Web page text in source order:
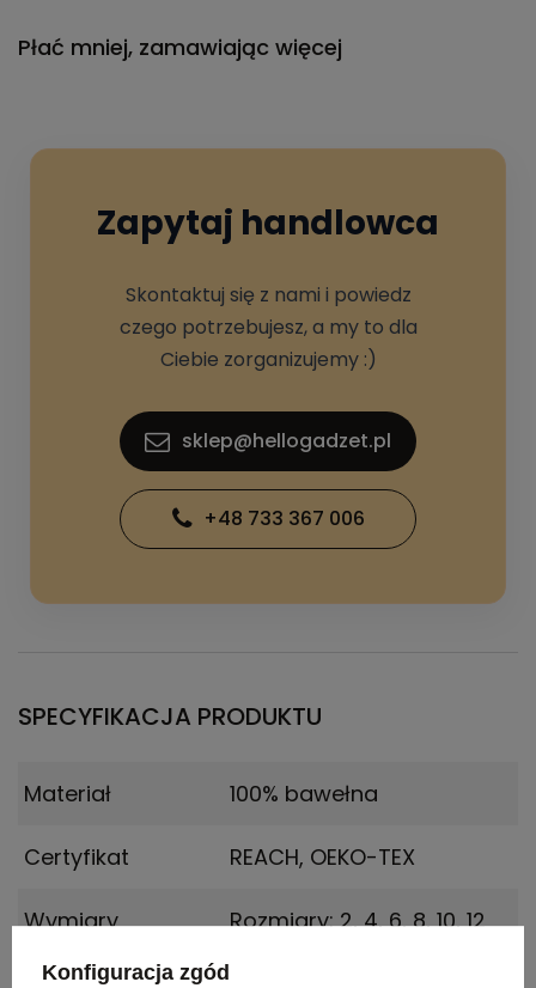
Płać mniej, zamawiając więcej
Zapytaj handlowca
Skontaktuj się z nami i powiedz
czego potrzebujesz, a my to dla
Ciebie zorganizujemy :)
sklep@hellogadzet.pl
+48 733 367 006
SPECYFIKACJA PRODUKTU
Materiał 100% bawełna
Certyfikat REACH, OEKO-TEX
Wymiary
Rozmiary: 2, 4, 6, 8, 10, 12
Konfiguracja zgód